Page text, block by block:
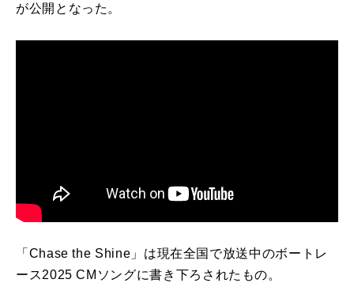
が公開 となった。
「 Chase the Shine 」は現在全国で放送中のボートレ
ース2025 CM ソングに書き下ろされたもの。